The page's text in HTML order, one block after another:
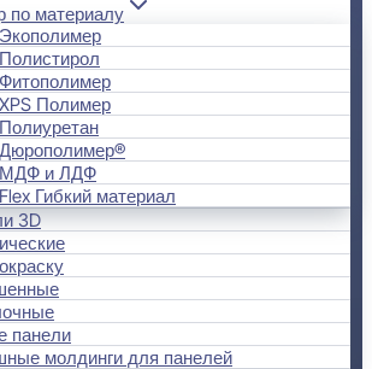
по материалу
Экополимер
Полистирол
Фитополимер
XPS Полимер
Полиуретан
Дюрополимер®
МДФ и ЛДФ
Flex Гибкий материал
3D
панели
молдинги для панелей